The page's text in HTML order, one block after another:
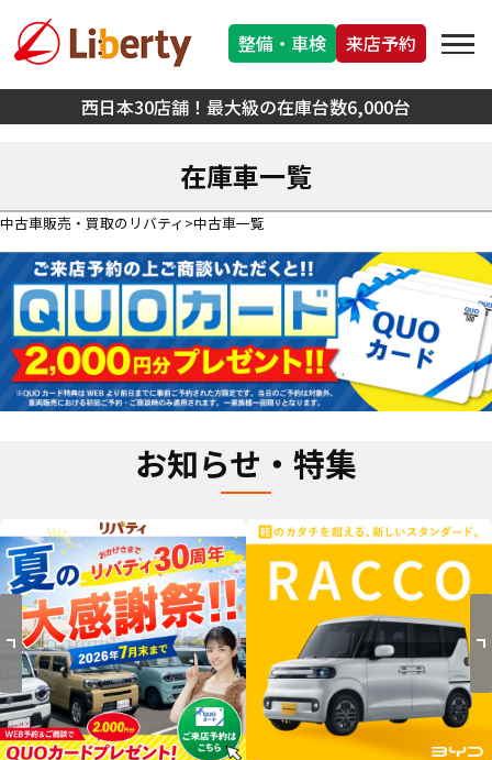
西日本30店舗！最大級の在庫台数6,000台
整備・車検 来店予約
在庫車一覧
中古車販売・買取のリバティ 中古車一覧
お知らせ・特集